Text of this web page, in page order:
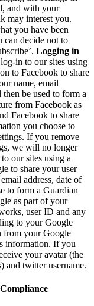
and with your
may interest you.
you have been
can decide not to
Logging in
in to our sites using
to Facebook to share
name, email
be used to form a
from Facebook as
Facebook to share
you choose to
If you remove
we will no longer
our sites using a
to share your user
address, date of
to form a Guardian
as part of your
user ID and any
to your Google
from your Google
information. If you
your avatar (the
and twitter username.